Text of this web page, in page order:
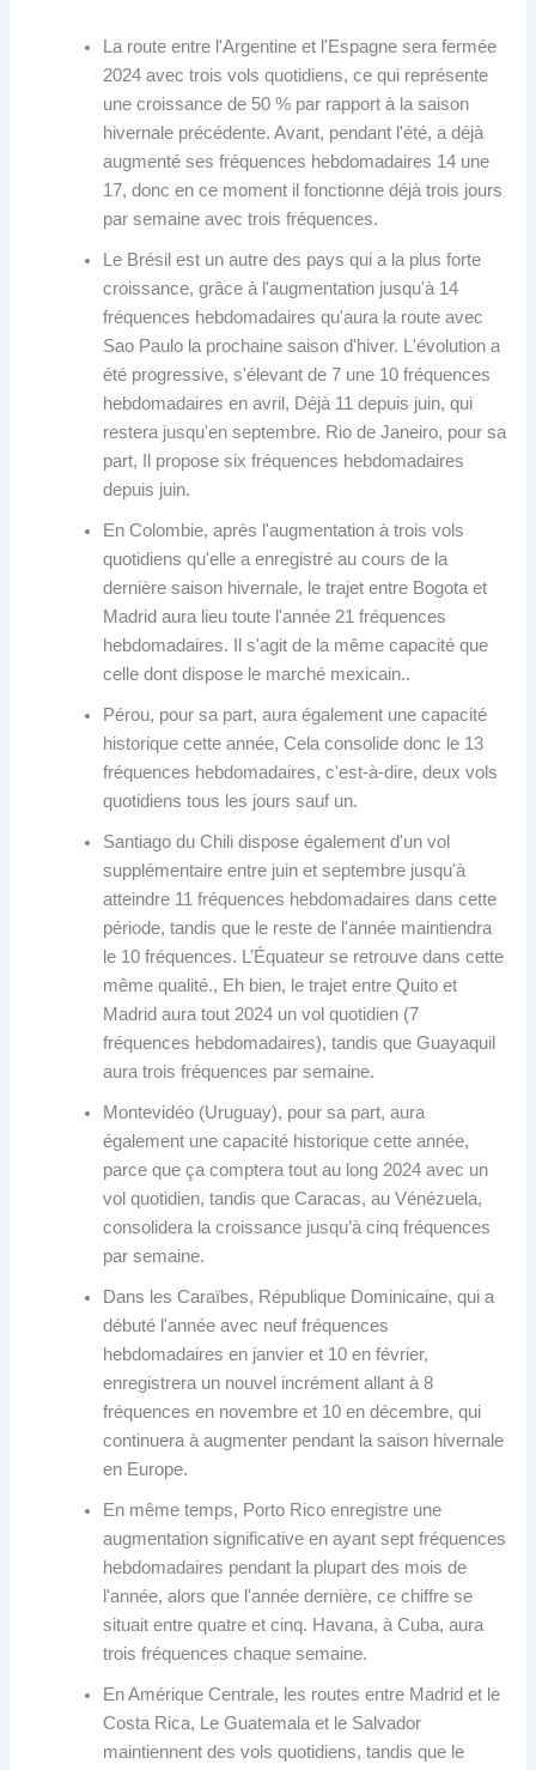
La route entre l'Argentine et l'Espagne sera fermée
2024 avec trois vols quotidiens, ce qui représente
une croissance de 50 % par rapport à la saison
hivernale précédente. Avant, pendant l'été, a déjà
augmenté ses fréquences hebdomadaires 14 une
17, donc en ce moment il fonctionne déjà trois jours
par semaine avec trois fréquences.
Le Brésil est un autre des pays qui a la plus forte
croissance, grâce à l'augmentation jusqu'à 14
fréquences hebdomadaires qu'aura la route avec
Sao Paulo la prochaine saison d'hiver. L'évolution a
été progressive, s'élevant de 7 une 10 fréquences
hebdomadaires en avril, Déjà 11 depuis juin, qui
restera jusqu'en septembre. Rio de Janeiro, pour sa
part, Il propose six fréquences hebdomadaires
depuis juin.
En Colombie, après l'augmentation à trois vols
quotidiens qu'elle a enregistré au cours de la
dernière saison hivernale, le trajet entre Bogota et
Madrid aura lieu toute l'année 21 fréquences
hebdomadaires. Il s'agit de la même capacité que
celle dont dispose le marché mexicain..
Pérou, pour sa part, aura également une capacité
historique cette année, Cela consolide donc le 13
fréquences hebdomadaires, c'est-à-dire, deux vols
quotidiens tous les jours sauf un.
Santiago du Chili dispose également d'un vol
supplémentaire entre juin et septembre jusqu'à
atteindre 11 fréquences hebdomadaires dans cette
période, tandis que le reste de l'année maintiendra
le 10 fréquences. L’Équateur se retrouve dans cette
même qualité., Eh bien, le trajet entre Quito et
Madrid aura tout 2024 un vol quotidien (7
fréquences hebdomadaires), tandis que Guayaquil
aura trois fréquences par semaine.
Montevidéo (Uruguay), pour sa part, aura
également une capacité historique cette année,
parce que ça comptera tout au long 2024 avec un
vol quotidien, tandis que Caracas, au Vénézuela,
consolidera la croissance jusqu’à cinq fréquences
par semaine.
Dans les Caraïbes, République Dominicaine, qui a
débuté l'année avec neuf fréquences
hebdomadaires en janvier et 10 en février,
enregistrera un nouvel incrément allant à 8
fréquences en novembre et 10 en décembre, qui
continuera à augmenter pendant la saison hivernale
en Europe.
En même temps, Porto Rico enregistre une
augmentation significative en ayant sept fréquences
hebdomadaires pendant la plupart des mois de
l'année, alors que l'année dernière, ce chiffre se
situait entre quatre et cinq. Havana, à Cuba, aura
trois fréquences chaque semaine.
En Amérique Centrale, les routes entre Madrid et le
Costa Rica, Le Guatemala et le Salvador
maintiennent des vols quotidiens, tandis que le